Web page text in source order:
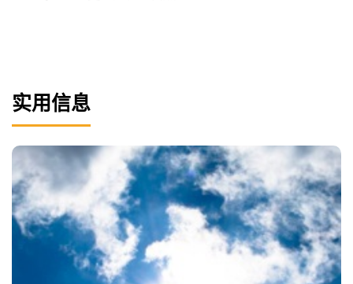
实用信息